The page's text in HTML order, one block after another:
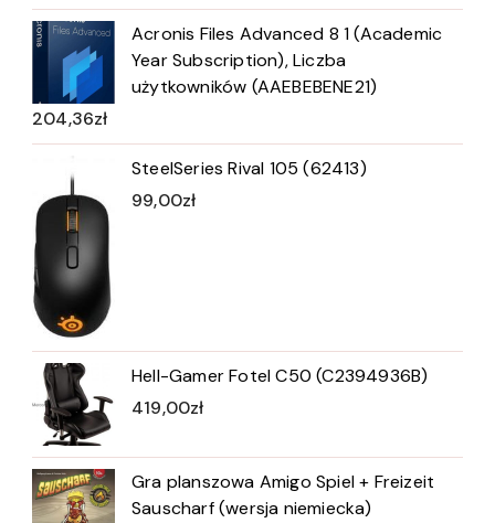
Acronis Files Advanced 8 1 (Academic
Year Subscription), Liczba
użytkowników (AAEBEBENE21)
204,36zł
SteelSeries Rival 105 (62413)
99,00zł
Hell-Gamer Fotel C50 (C2394936B)
419,00zł
Gra planszowa Amigo Spiel + Freizeit
Sauscharf (wersja niemiecka)